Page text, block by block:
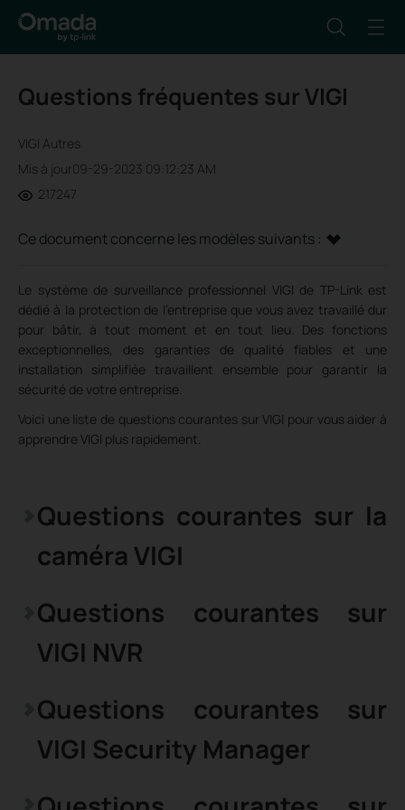
Questions fréquentes sur VIGI
VIGI Autres
Mis à jour09-29-2023 09:12:23 AM
217247
Ce document concerne les modèles suivants :
Le système de surveillance professionnel VIGI de TP-Link est
dédié à la protection de l'entreprise que vous avez travaillé dur
pour bâtir, à tout moment et en tout lieu. Des fonctions
exceptionnelles, des garanties de qualité fiables et une
installation simplifiée travaillent ensemble pour garantir la
sécurité de votre entreprise.
Voici une liste de questions courantes sur VIGI pour vous aider à
apprendre VIGI plus rapidement.
Questions courantes sur la
caméra VIGI
Questions courantes sur
VIGI NVR
Questions courantes sur
VIGI Security Manager